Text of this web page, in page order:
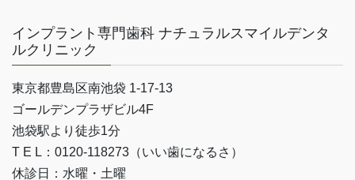
インプラント専門歯科 ナチュラルスマイルデンタ
ルクリニック
東京都豊島区南池袋 1-17-13
ゴールデンプラザビル4F
池袋駅より徒歩1分
T E L：0120-118273（いい歯になるさ）
休診日：水曜・土曜